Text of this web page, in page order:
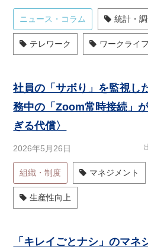
ニュース・コラム 統計・
テレワーク ワークライ
社員の「サボり」を監視し
務中の「Zoom常時接続」
ぎる代償〉
2026年5月26日
組織・制度 マネジメント
生産性向上
「キレイごとナシ」のマネ